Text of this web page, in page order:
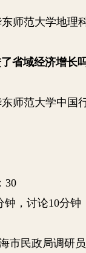
东师范大学地理
省域经济增长
师范大学中国
： 30
钟，讨论10分钟
市民政局调研员